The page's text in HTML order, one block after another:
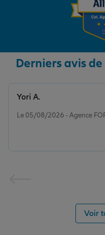
Derniers avis
Le 05/08/2026 - Agence
Yori A.
Voir